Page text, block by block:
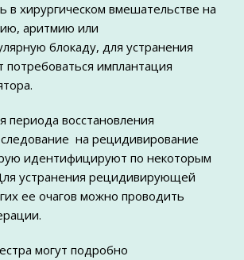
в хирургическом вмешательстве на
аритмию или
блокаду, для устранения
имплантация
периода восстановления
на рецидивирование
идентифицируют по некоторым
устранения рецидивирующей
ее очагов можно проводить
могут подробно